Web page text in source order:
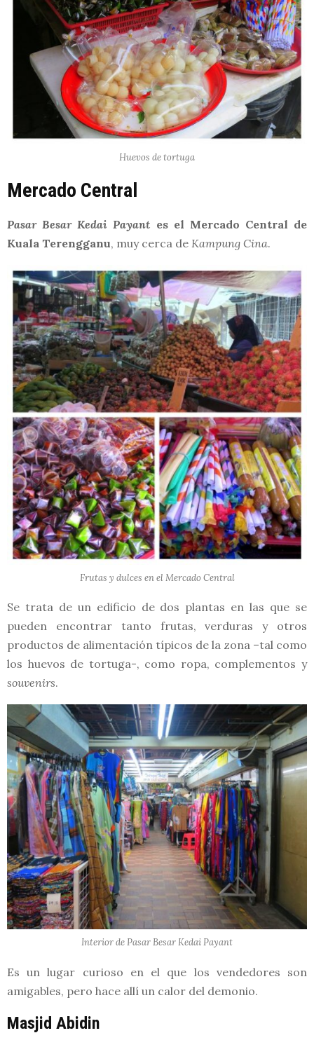
Huevos de tortuga
Mercado Central
Pasar Besar Kedai Payant es el Mercado Central de
Kuala Terengganu, muy cerca de Kampung Cina.
Frutas y dulces en el Mercado Central
Se trata de un edificio de dos plantas en las que se
pueden encontrar tanto frutas, verduras y otros
productos de alimentación típicos de la zona –tal como
los huevos de tortuga-, como ropa, complementos y
souvenirs.
Interior de Pasar Besar Kedai Payant
Es un lugar curioso en el que los vendedores son
amigables, pero hace allí un calor del demonio.
Masjid Abidin